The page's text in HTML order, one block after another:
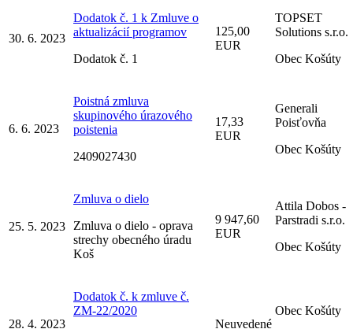
30. 6. 2023
Dodatok č. 1 k Zmluve o
aktualizácií programov
Dodatok č. 1
125,00
EUR
TOPSET
Solutions s.r.o.
Obec Košúty
6. 6. 2023
Poistná zmluva
skupinového úrazového
poistenia
2409027430
17,33
EUR
Generali
Poisťovňa
Obec Košúty
25. 5. 2023
Zmluva o dielo
Zmluva o dielo - oprava
strechy obecného úradu
Koš
9 947,60
EUR
Attila Dobos -
Parstradi s.r.o.
Obec Košúty
28. 4. 2023
Dodatok č. k zmluve č.
ZM-22/2020
Neuvedené
Obec Košúty